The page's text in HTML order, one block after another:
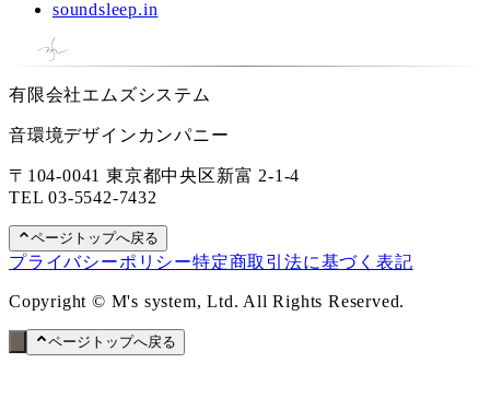
soundsleep.in
有限会社エムズシステム
音環境デザインカンパニー
〒104-0041 東京都中央区新富 2-1-4
TEL03-5542-7432
ページトップへ戻る
プライバシーポリシー特定商取引法に基づく表記
Copyright © M's system, Ltd. All Rights Reserved.
ページトップへ戻る